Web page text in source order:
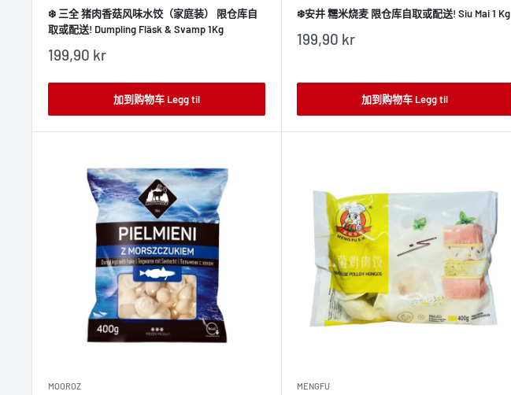
❄️ 三全 猪肉香菇风味水饺（家庭装） 限仓库自
取或配送! Dumpling Fläsk & Svamp 1Kg
销
价
199,90 kr
加到购物车 Legg til
❄️安井 糯米烧麦 限仓库自取或配送! Siu Mai 1 Kg
销
格
199,90 kr
加到购物车 Legg til
MOOROZ MENGFU